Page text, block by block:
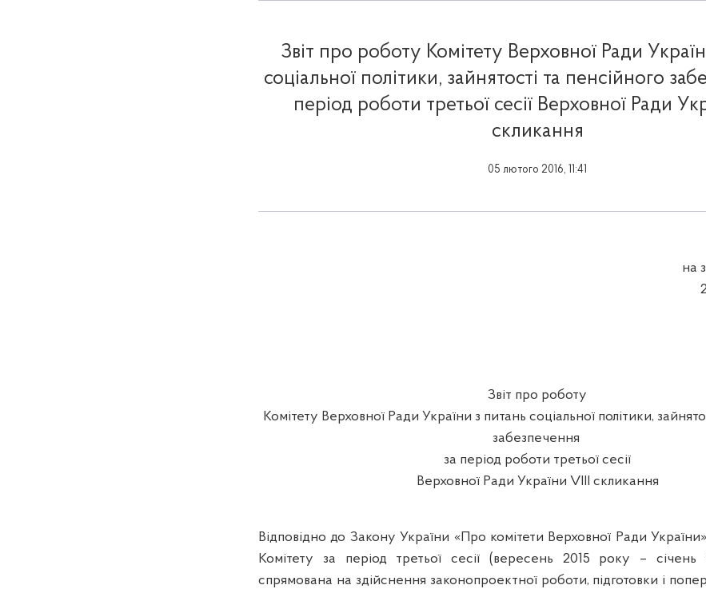
Звіт про роботу Комітету Верховної Ради
соціальної політики, зайнятості та пенсійного
період роботи третьої сесії Верховної Ради
скликання
05 лютого 2016, 11:41
на
Звіт про роботу
Комітету Верховної Ради України з питань соціальної політики,
забезпечення
за період роботи третьої сесії
Верховної Ради України VIІI скликання
Відповідно до Закону України «Про комітети Верховної Ради України»
Комітету за період третьої сесії (вересень 2015 року –
спрямована на здійснення законопроектної роботи, підготовки і